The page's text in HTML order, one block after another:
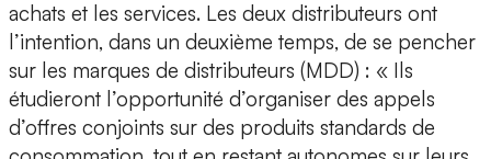
achats et les services. Les deux distributeurs ont
l’intention, dans un deuxième temps, de se pencher
sur les marques de distributeurs (MDD) : « Ils
étudieront l’opportunité d’organiser des appels
d’offres conjoints sur des produits standards de